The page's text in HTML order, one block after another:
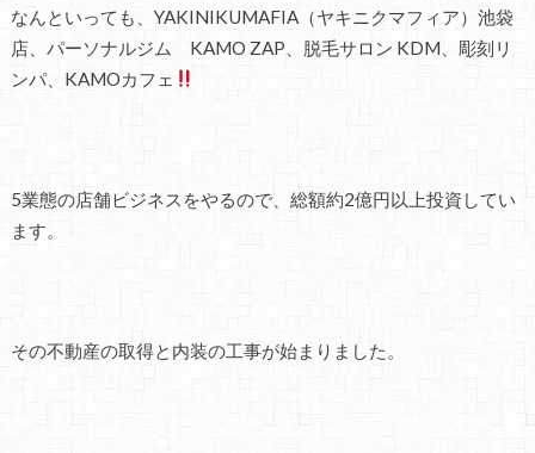
なんといっても、YAKINIKUMAFIA（ヤキニクマフィア）池袋
店、パーソナルジム KAMO ZAP、脱毛サロン KDM、彫刻リ
ンパ、KAMOカフェ
5業態の店舗ビジネスをやるので、総額約2億円以上投資してい
ます。
その不動産の取得と内装の工事が始まりました。